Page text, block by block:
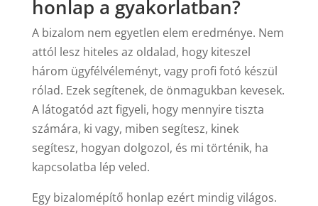
honlap a gyakorlatban?
A bizalom nem egyetlen elem eredménye. Nem
attól lesz hiteles az oldalad, hogy kiteszel
három ügyfélvéleményt, vagy profi fotó készül
rólad. Ezek segítenek, de önmagukban kevesek.
A látogatód azt figyeli, hogy mennyire tiszta
számára, ki vagy, miben segítesz, kinek
segítesz, hogyan dolgozol, és mi történik, ha
kapcsolatba lép veled.
Egy bizalomépítő honlap ezért mindig világos.